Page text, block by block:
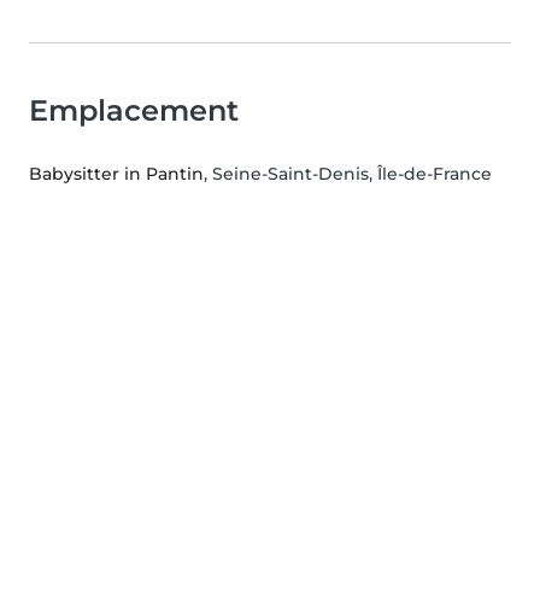
Emplacement
Babysitter in Pantin, Seine-Saint-Denis, Île-de-France